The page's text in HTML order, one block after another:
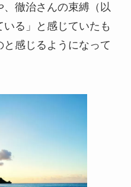
徹治さんの束縛（以
る」と感じていたも
感じるようになって